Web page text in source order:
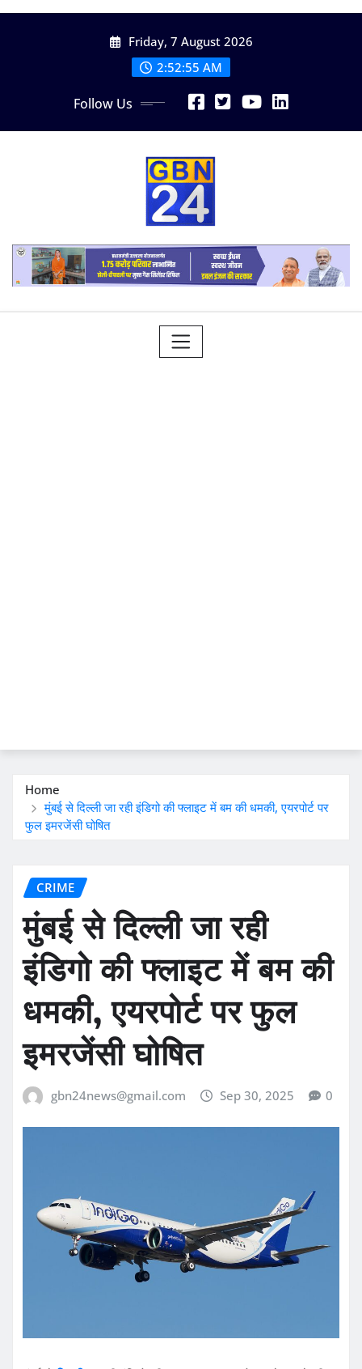
Friday, 7 August 2026
2:52:56 AM
Follow Us
Home
मुंबई से दिल्ली जा रही इंडिगो की फ्लाइट में बम की धमकी, एयरपोर्ट पर
फुल इमरजेंसी घोषित
CRIME
मुंबई से दिल्ली जा रही
इंडिगो की फ्लाइट में बम की
धमकी, एयरपोर्ट पर फुल
इमरजेंसी घोषित
gbn24news@gmail.com Sep 30, 2025 0